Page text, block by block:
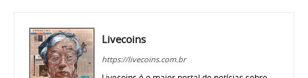
Livecoins
https://livecoins.com.br